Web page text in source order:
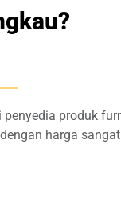
produk
harga